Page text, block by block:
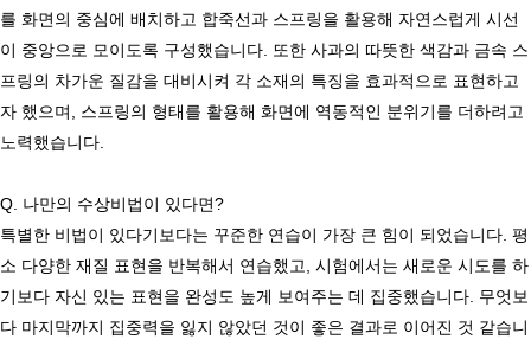
를 화면의 중심에 배치하고 합죽선과 스프링을 활용해 자연스럽게 시선
이 중앙으로 모이도록 구성했습니다. 또한 사과의 따뜻한 색감과 금속 스
프링의 차가운 질감을 대비시켜 각 소재의 특징을 효과적으로 표현하고
자 했으며, 스프링의 형태를 활용해 화면에 역동적인 분위기를 더하려고
노력했습니다.
Q. 나만의 수상비법이 있다면?
특별한 비법이 있다기보다는 꾸준한 연습이 가장 큰 힘이 되었습니다. 평
소 다양한 재질 표현을 반복해서 연습했고, 시험에서는 새로운 시도를 하
기보다 자신 있는 표현을 완성도 높게 보여주는 데 집중했습니다. 무엇보
다 마지막까지 집중력을 잃지 않았던 것이 좋은 결과로 이어진 것 같습니